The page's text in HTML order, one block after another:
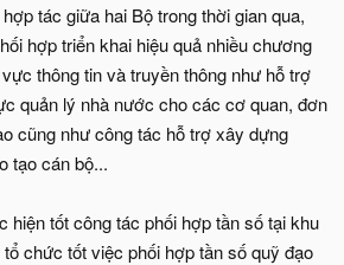
tác giữa hai Bộ trong thời gian qua,
hợp triển khai hiệu quả nhiều chương
thông tin và truyền thông như hỗ trợ
quản lý nhà nước cho các cơ quan, đơn
cũng như công tác hỗ trợ xây dựng
tạo cán bộ...
hiện tốt công tác phối hợp tần số tại khu
chức tốt việc phối hợp tần số quỹ đạo